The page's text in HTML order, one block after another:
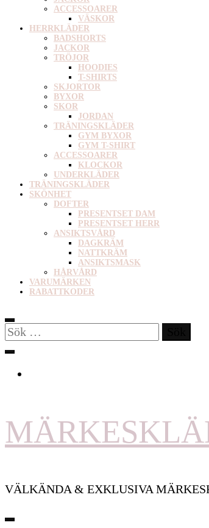
ACCESSOARER
VÄSKOR
HERRKLÄDER
BADSHORTS
JACKOR
TRÖJOR
HOODIES
T-SHIRTS
SKJORTOR
BYXOR
SKOR
JORDAN
TRÄNINGSKLÄDER
GYM BYXOR
GYM T-SHIRT
ACCESSOARER
KLOCKOR
UNDERKLÄDER
TRÄNINGSKLÄDER
SKÖNHET
DOFTER
PRESENTSET DAM
PRESENTSET HERR
ANSIKTSVÅRD
DAGKRÄM
NATTKRÄM
ANSIKTSMASK
HÅRVÅRD
VARUMÄRKEN
RABATTKODER
Sök
efter:
VÄLKÄNDA & EXKLUSIVA